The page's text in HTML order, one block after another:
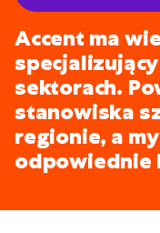
Accent ma
sektorach.
stanowiska
regionie, a
odpowiednie